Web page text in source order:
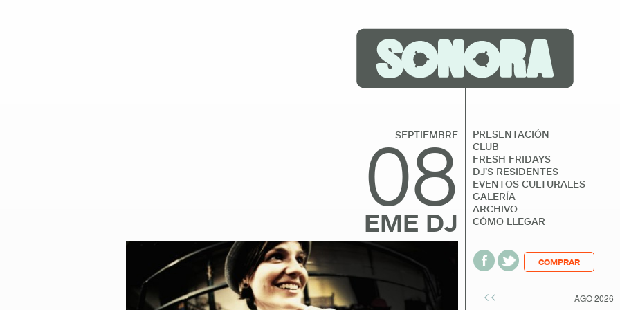
PRESENTACIÓN
CLUB
FRESH FRIDAYS
DJ’S RESIDENTES
EVENTOS CULTURALES
GALERÍA
ARCHIVO
CÓMO LLEGAR
SEPTIEMBRE
08
EME DJ
COMPRAR
<< AGO 2026